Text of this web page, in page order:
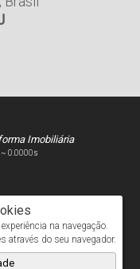
na navegação.
através do seu navegador.
Imobiliária
0.0000s